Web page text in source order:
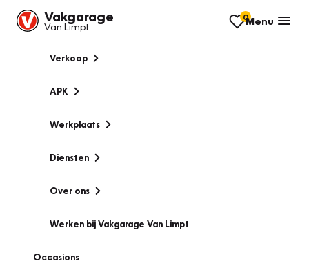
Vakgarage
Van Limpt
0Menu
Verkoop
APK
Werkplaats
Diensten
Over ons
Werken bij Vakgarage Van Limpt
Occasions